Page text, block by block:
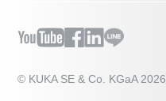
© KUKA SE & Co. KGaA 2026